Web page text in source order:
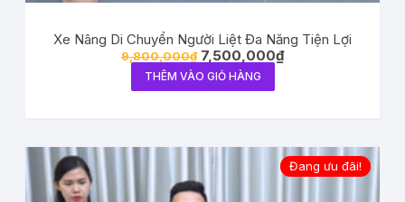
Xe Nâng Di Chuyển Người Liệt Đa Năng Tiện Lợi
9,800,000₫ 7,500,000₫
THÊM VÀO GIỎ HÀNG
Đang ưu đãi!